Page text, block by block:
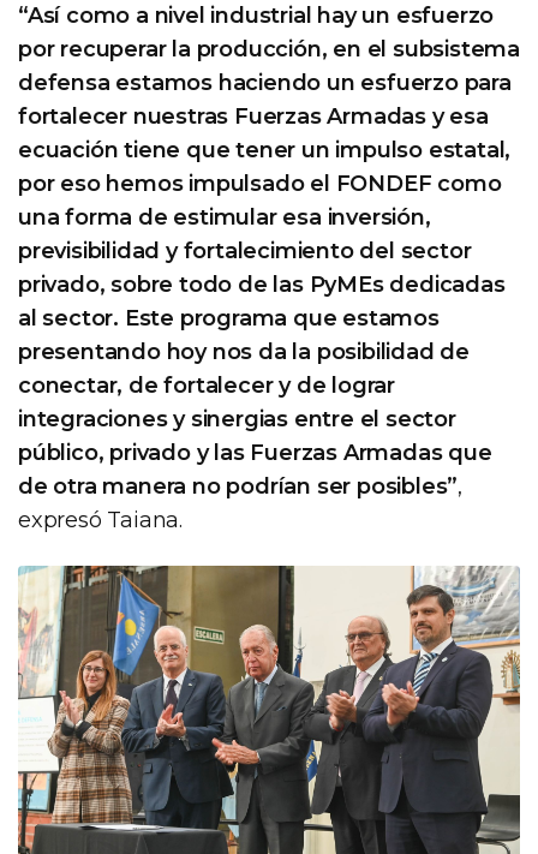
“Así como a nivel industrial hay un esfuerzo
por recuperar la producción, en el subsistema
defensa estamos haciendo un esfuerzo para
fortalecer nuestras Fuerzas Armadas y esa
ecuación tiene que tener un impulso estatal,
por eso hemos impulsado el FONDEF como
una forma de estimular esa inversión,
previsibilidad y fortalecimiento del sector
privado, sobre todo de las PyMEs dedicadas
al sector. Este programa que estamos
presentando hoy nos da la posibilidad de
conectar, de fortalecer y de lograr
integraciones y sinergias entre el sector
público, privado y las Fuerzas Armadas que
de otra manera no podrían ser posibles”,
expresó Taiana.